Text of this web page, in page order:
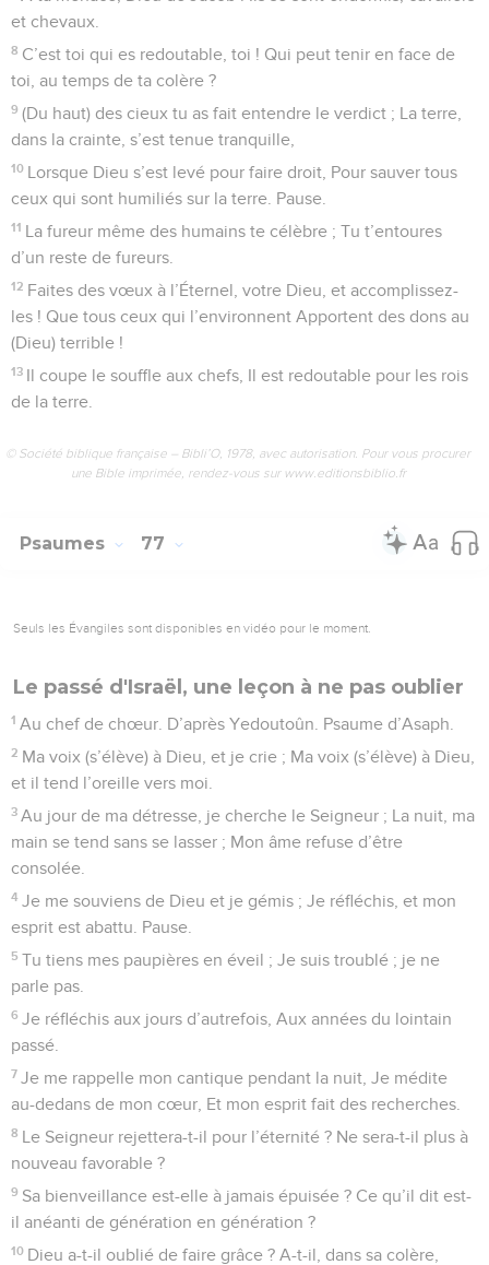
et chevaux.
8 C’est toi qui es redoutable, toi ! Qui peut tenir en face de
toi, au temps de ta colère ?
9 (Du haut) des cieux tu as fait entendre le verdict ; La terre,
dans la crainte, s’est tenue tranquille,
10 Lorsque Dieu s’est levé pour faire droit, Pour sauver tous
ceux qui sont humiliés sur la terre. Pause.
11 La fureur même des humains te célèbre ; Tu t’entoures
d’un reste de fureurs.
12 Faites des vœux à l’Éternel, votre Dieu, et accomplissez-
les ! Que tous ceux qui l’environnent Apportent des dons au
(Dieu) terrible !
13 Il coupe le souffle aux chefs, Il est redoutable pour les rois
de la terre.
© Société biblique française – Bibli’O, 1978, avec autorisation. Pour vous procurer
une Bible imprimée, rendez-vous sur www.editionsbiblio.fr
Psaumes 77
Seuls les Évangiles sont disponibles en vidéo pour le moment.
Le passé d'Israël, une leçon à ne pas oublier
1 Au chef de chœur. D’après Yedoutoûn. Psaume d’Asaph.
2 Ma voix (s’élève) à Dieu, et je crie ; Ma voix (s’élève) à Dieu,
et il tend l’oreille vers moi.
3 Au jour de ma détresse, je cherche le Seigneur ; La nuit, ma
main se tend sans se lasser ; Mon âme refuse d’être
consolée.
4 Je me souviens de Dieu et je gémis ; Je réfléchis, et mon
esprit est abattu. Pause.
5 Tu tiens mes paupières en éveil ; Je suis troublé ; je ne
parle pas.
6 Je réfléchis aux jours d’autrefois, Aux années du lointain
passé.
7 Je me rappelle mon cantique pendant la nuit, Je médite
au-dedans de mon cœur, Et mon esprit fait des recherches.
8 Le Seigneur rejettera-t-il pour l’éternité ? Ne sera-t-il plus à
nouveau favorable ?
9 Sa bienveillance est-elle à jamais épuisée ? Ce qu’il dit est-
il anéanti de génération en génération ?
10 Dieu a-t-il oublié de faire grâce ? A-t-il, dans sa colère,